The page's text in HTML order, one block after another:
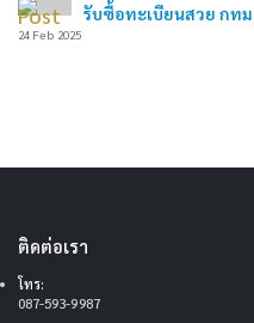
รับซื้อทะเบียนสวย กทม.
24 Feb 2025
ติดต่อเรา
โทร:
087-593-9987